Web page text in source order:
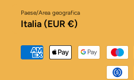
Paese/Area geografica
Italia (EUR €)